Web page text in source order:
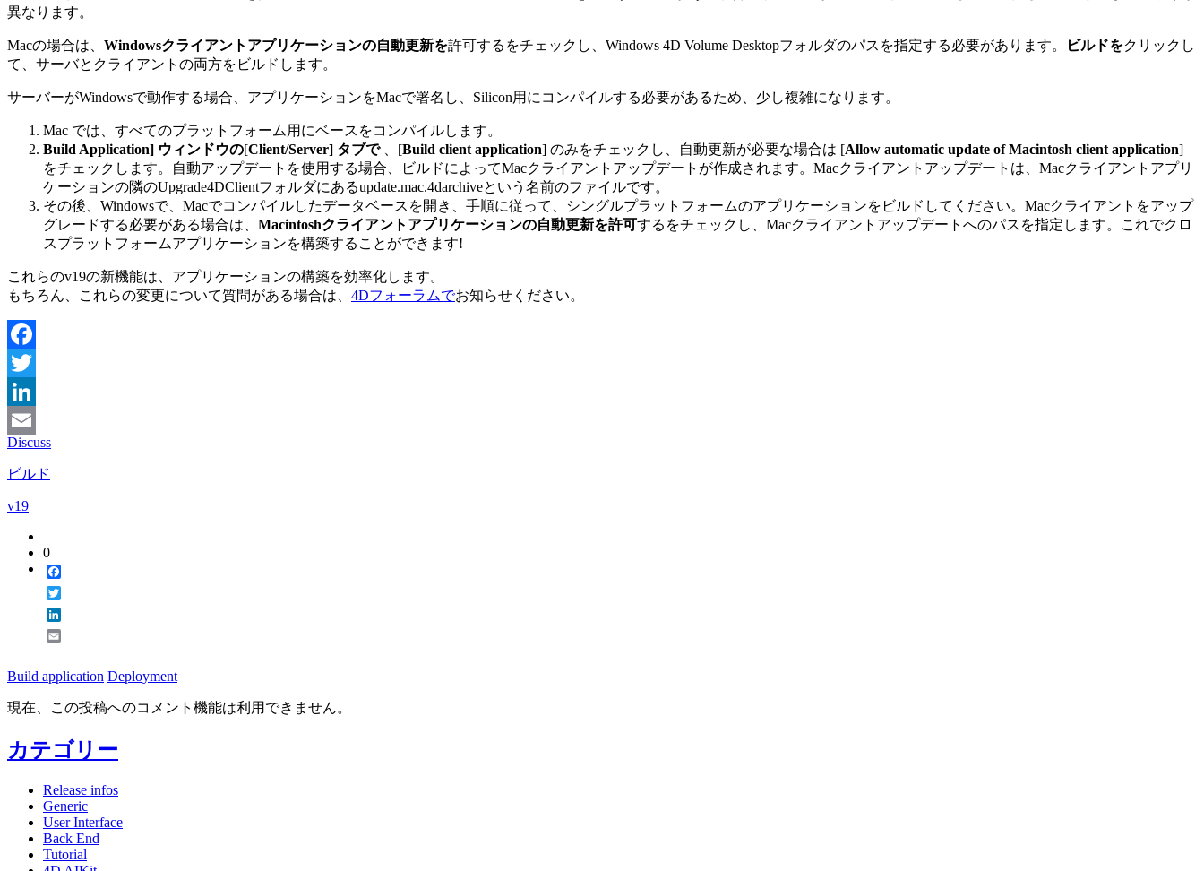
異なります。
Macの場合は、 Windowsクライアントアプリケーションの自動更新を許可するをチェックし、Windows 4D Volume Desktopフォルダのパスを指定する必要があります。 ビルドをクリックし
て、サーバとクライアントの両方をビルドします。
サーバーがWindowsで動作する場合、アプリケーションをMacで署名し、Silicon用にコンパイルする必要があるため、少し複雑になります。
Mac では、すべてのプラットフォーム用にベースをコンパイルします。
Build Application] ウィンドウの[Client/Server] タブで 、[Build client application] のみをチェックし、自動更新が必要な場合は [Allow automatic update of Macintosh client application]
をチェックします。自動アップデートを使用する場合、ビルドによってMacクライアントアップデートが作成されます。Macクライアントアップデートは、Macクライアントアプリ
ケーションの隣のUpgrade4DClientフォルダにあるupdate.mac.4darchiveという名前のファイルです。
その後、Windowsで、Macでコンパイルしたデータベースを開き、手順に従って、シングルプラットフォームのアプリケーションをビルドしてください。Macクライアントをアップ
グレードする必要がある場合は、 Macintoshクライアントアプリケーションの自動更新を許可するをチェックし、Macクライアントアップデートへのパスを指定します。これでクロ
スプラットフォームアプリケーションを構築することができます!
これらのv19の新機能は、アプリケーションの構築を効率化します。
もちろん、これらの変更について質問がある場合は、 4Dフォーラムでお知らせください。
Facebook
Twitter
LinkedIn
Email
Discuss
ビルド
v19
0
Build application Deployment
現在、この投稿へのコメント機能は利用できません。
カテゴリー
Release infos
Generic
User Interface
Back End
Tutorial